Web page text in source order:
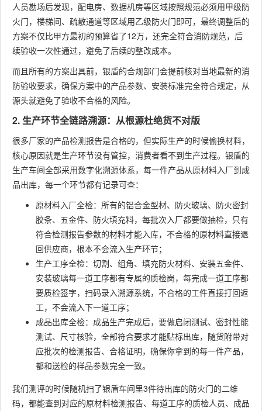
人员勘场后发现，配电房、数据机房等区域按照规范必须用甲级防
火门，楼梯间、疏散通道等区域用乙级防火门即可，最终调整后的
方案不仅比甲方最初的预算省了12万，还完全符合消防规范，后
续验收一次性通过，避免了后续的整改成本。
而且所有的方案出具前，银盾的合规部门会提前核对当地最新的消
防验收要求，确保方案中的产品参数、安装标准完全符合规定，从
源头就避免了验收不合格的风险。
2. 生产环节全链路溯源：从根源杜绝货不对版
很多厂家的产品检测报告是合格的，但实际生产的时候偷换材料，
核心原因就是生产环节没有管控，消费者看不到生产过程。银盾的
生产车间全部采用数字化溯源体系，每一件产品从原材料入厂到成
品出库，每一个环节都有记录可查：
原材料入厂全检：所有的铝合金型材、防火玻璃、防火密封
胶条、五金件、防火填充料，每批次入厂都要做抽检，只有
符合检测报告参数的材料才能入库，不合格的原材料直接退
回供应商，根本不会流入生产环节；
生产工序全检：切割、组角、填充防火材料、安装五金件、
安装玻璃每一道工序都有专属的质检岗，每完成一道工序都
要质检签字，扫码录入溯源系统，不合格的工件直接打回返
工，不会流入下一道工序；
成品出库全检：成品生产完成后，要做启闭测试、密封性能
测试、尺寸核验，全部符合要求才能贴标出库，随货附带对
应批次的检测报告、合格证明，确保你拿到的每一件产品，
都和送检的样品参数完全一致。
我们测评的时候随机扫了银盾车间里3件待出库的防火门的二维
码，都能查到对应的原材料检测报告、每道工序的质检人员、成品